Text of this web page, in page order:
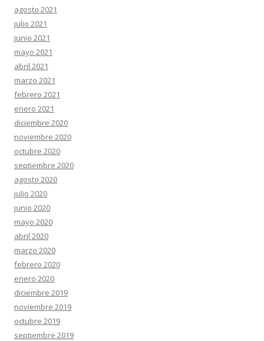
agosto 2021
julio 2021
junio 2021
mayo 2021
abril 2021
marzo 2021
febrero 2021
enero 2021
diciembre 2020
noviembre 2020
octubre 2020
septiembre 2020
agosto 2020
julio 2020
junio 2020
mayo 2020
abril 2020
marzo 2020
febrero 2020
enero 2020
diciembre 2019
noviembre 2019
octubre 2019
septiembre 2019